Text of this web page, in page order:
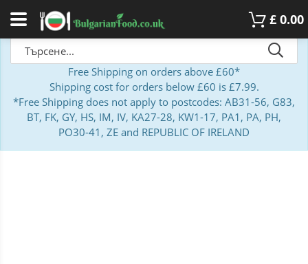
£ 0.00
Free Shipping on orders above £60*
Shipping cost for orders below £60 is £7.99.
*Free Shipping does not apply to postcodes: AB31-56, G83,
BT, FK, GY, HS, IM, IV, KA27-28, KW1-17, PA1, PA, PH,
PO30-41, ZE and REPUBLIC OF IRELAND